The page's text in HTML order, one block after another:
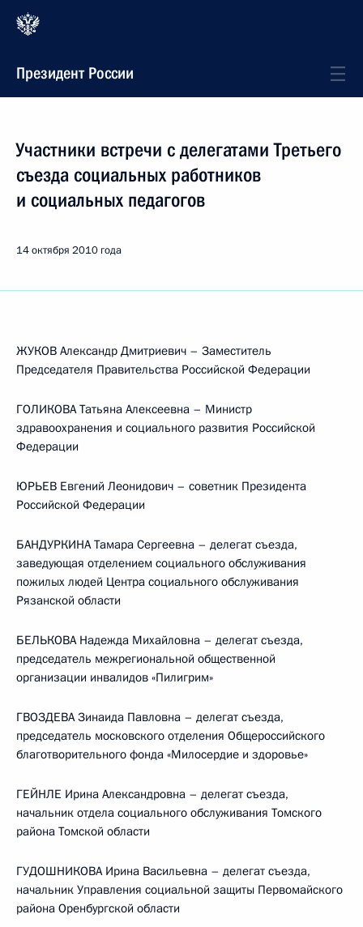
Президент России
Участники встречи с делегатами Третьего
съезда социальных работников
и социальных педагогов
14 октября 2010 года
ЖУКОВ Александр Дмитриевич – Заместитель
Председателя Правительства Российской Федерации
ГОЛИКОВА Татьяна Алексеевна – Министр
здравоохранения и социального развития Российской
Федерации
ЮРЬЕВ Евгений Леонидович – советник Президента
Российской Федерации
БАНДУРКИНА Тамара Сергеевна – делегат съезда,
заведующая отделением социального обслуживания
пожилых людей Центра социального обслуживания
Рязанской области
БЕЛЬКОВА Надежда Михайловна – делегат съезда,
председатель межрегиональной общественной
организации инвалидов «Пилигрим»
ГВОЗДЕВА Зинаида Павловна – делегат съезда,
председатель московского отделения Общероссийского
благотворительного фонда «Милосердие и здоровье»
ГЕЙНЛЕ Ирина Александровна – делегат съезда,
начальник отдела социального обслуживания Томского
района Томской области
ГУДОШНИКОВА Ирина Васильевна – делегат съезда,
начальник Управления социальной защиты Первомайского
района Оренбургской области